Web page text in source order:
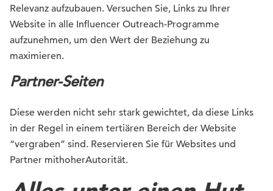
Relevanz aufzubauen. Versuchen Sie, Links zu Ihrer
Website in alle Influencer Outreach-Programme
aufzunehmen, um den Wert der Beziehung zu
maximieren.
Partner-Seiten
Diese werden nicht sehr stark gewichtet, da diese Links
in der Regel in einem tertiären Bereich der Website
“vergraben” sind. Reservieren Sie für Websites und
Partner mithoherAutorität.